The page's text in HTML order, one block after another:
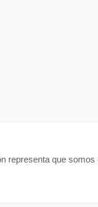
representa que